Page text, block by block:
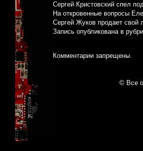
Сергей Кристовский спел
На откровенные вопросы
Сергей Жуков продает
Запись опубликована в
Комментарии запрещены.
© Все